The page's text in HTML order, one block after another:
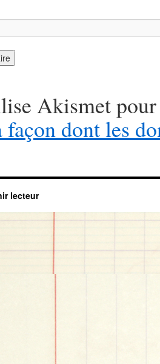
Akismet
dont les
lecteur